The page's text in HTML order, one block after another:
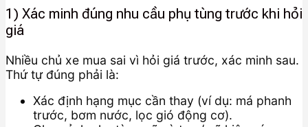
1) Xác minh đúng nhu cầu phụ tùng trước khi hỏi
giá
Nhiều chủ xe mua sai vì hỏi giá trước, xác minh sau.
Thứ tự đúng phải là:
Xác định hạng mục cần thay (ví dụ: má phanh
trước, bơm nước, lọc gió động cơ).